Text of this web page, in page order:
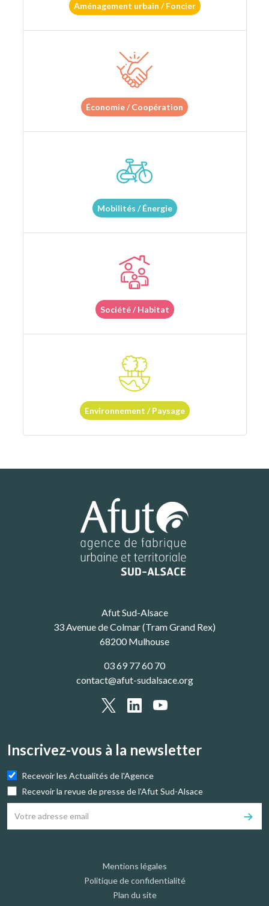
Aménagement urbain / Foncier
Économie / Coopération
Mobilités / Énergie
Société / Habitat
Environnement / Paysage
Afut Sud-Alsace
33 Avenue de Colmar (Tram Grand Rex)
68200 Mulhouse
03 69 77 60 70
contact@afut-sudalsace.org
Inscrivez-vous à la newsletter
Recevoir les Actualités de l'Agence
Recevoir la revue de presse de l'Afut Sud-Alsace
Mentions légales
Politique de confidentialité
Plan du site